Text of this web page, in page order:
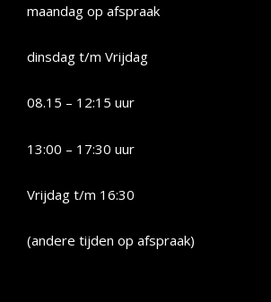
maandag op afspraak
dinsdag t/m Vrijdag
08.15 – 12:15 uur
13:00 – 17:30 uur
Vrijdag t/m 16:30
(andere tijden op afspraak)